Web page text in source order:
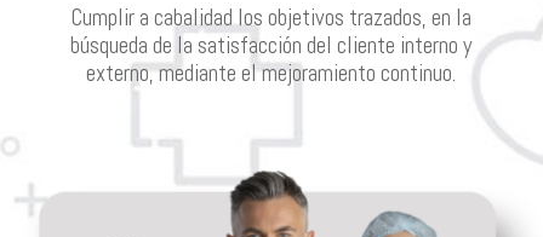
Cumplir a cabalidad los objetivos trazados, en la
búsqueda de la satisfacción del cliente interno y
externo, mediante el mejoramiento continuo.